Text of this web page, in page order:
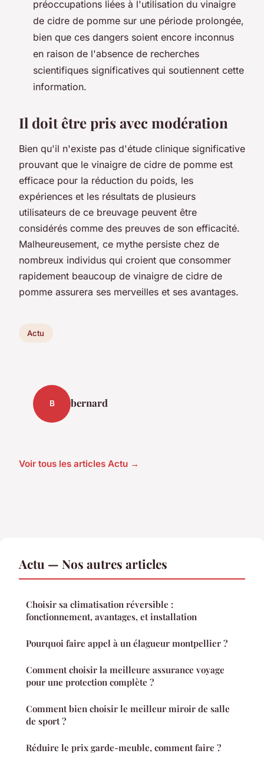
préoccupations liées à l'utilisation du vinaigre
de cidre de pomme sur une période prolongée,
bien que ces dangers soient encore inconnus
en raison de l'absence de recherches
scientifiques significatives qui soutiennent cette
information.
Il doit être pris avec modération
Bien qu'il n'existe pas d'étude clinique significative
prouvant que le vinaigre de cidre de pomme est
efficace pour la réduction du poids, les
expériences et les résultats de plusieurs
utilisateurs de ce breuvage peuvent être
considérés comme des preuves de son efficacité.
Malheureusement, ce mythe persiste chez de
nombreux individus qui croient que consommer
rapidement beaucoup de vinaigre de cidre de
pomme assurera ses merveilles et ses avantages.
Actu
B bernard
Voir tous les articles Actu →
Actu — Nos autres articles
Choisir sa climatisation réversible :
fonctionnement, avantages, et installation
Pourquoi faire appel à un élagueur montpellier ?
Comment choisir la meilleure assurance voyage
pour une protection complète ?
Comment bien choisir le meilleur miroir de salle
de sport ?
Réduire le prix garde-meuble, comment faire ?